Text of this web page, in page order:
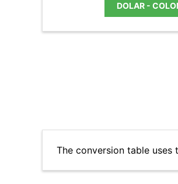
DOLAR -
The conversion table